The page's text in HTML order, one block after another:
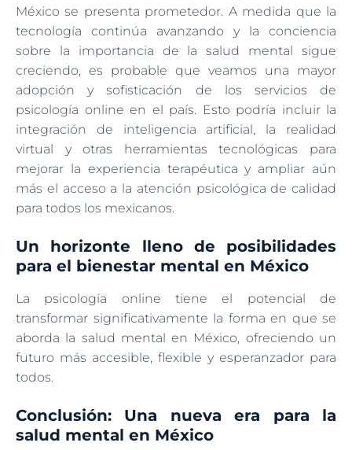
México se presenta prometedor. A medida que la
tecnología continúa avanzando y la conciencia
sobre la importancia de la salud mental sigue
creciendo, es probable que veamos una mayor
adopción y sofisticación de los servicios de
psicología online en el país. Esto podría incluir la
integración de inteligencia artificial, la realidad
virtual y otras herramientas tecnológicas para
mejorar la experiencia terapéutica y ampliar aún
más el acceso a la atención psicológica de calidad
para todos los mexicanos.
Un horizonte lleno de posibilidades
para el bienestar mental en México
La psicología online tiene el potencial de
transformar significativamente la forma en que se
aborda la salud mental en México, ofreciendo un
futuro más accesible, flexible y esperanzador para
todos.
Conclusión: Una nueva era para la
salud mental en México